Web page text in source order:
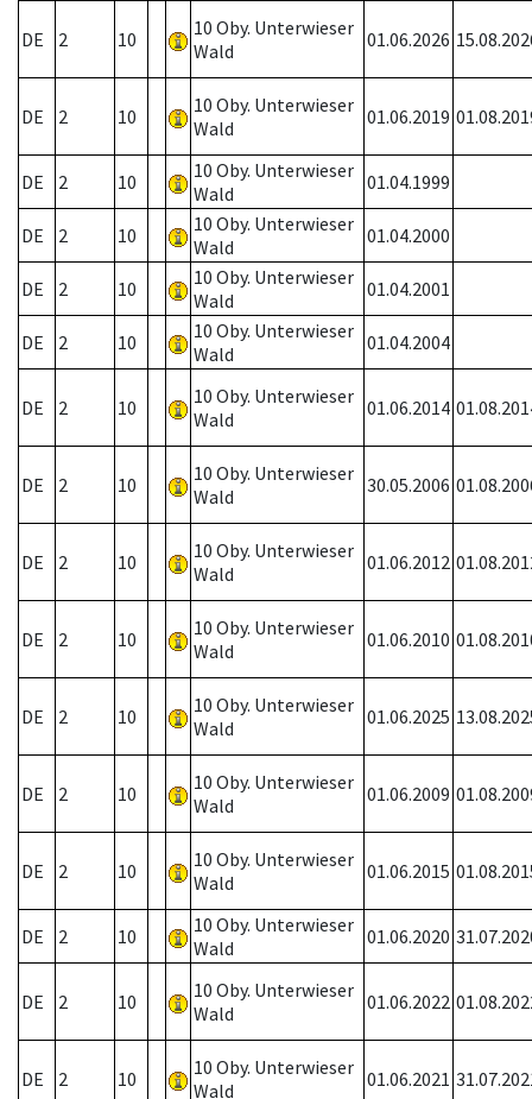
DE 2 10
10 Oby. Unterwieser
Wald
01.06.2026
DE 2 10
10 Oby. Unterwieser
Wald
01.06.2019
DE 2 10
10 Oby. Unterwieser
Wald
01.04.1999
DE 2 10
10 Oby. Unterwieser
Wald
01.04.2000
DE 2 10
10 Oby. Unterwieser
Wald
01.04.2001
DE 2 10
10 Oby. Unterwieser
Wald
01.04.2004
DE 2 10
10 Oby. Unterwieser
Wald
01.06.2014
DE 2 10
10 Oby. Unterwieser
Wald
30.05.2006
DE 2 10
10 Oby. Unterwieser
Wald
01.06.2012
DE 2 10
10 Oby. Unterwieser
Wald
01.06.2010
DE 2 10
10 Oby. Unterwieser
Wald
01.06.2025
DE 2 10
10 Oby. Unterwieser
Wald
01.06.2009
DE 2 10
10 Oby. Unterwieser
Wald
01.06.2015
DE 2 10
10 Oby. Unterwieser
Wald
01.06.2020
DE 2 10
10 Oby. Unterwieser
Wald
01.06.2022
DE 2 10
10 Oby. Unterwieser
Wald
01.06.2021